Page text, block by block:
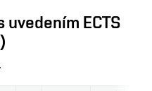
ECTS